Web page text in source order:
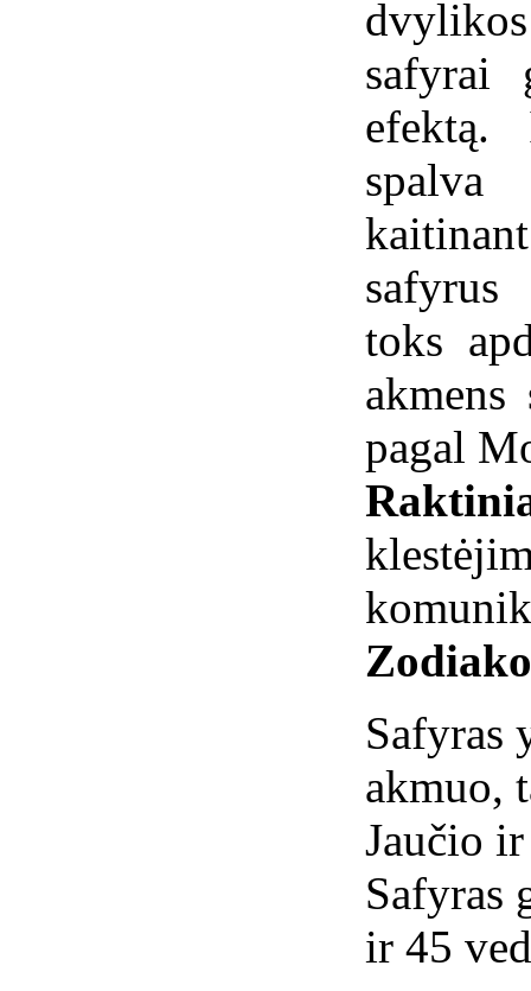
safyrai
efektą.
spalva
toks
pagal
Safyras
akmuo,
Jaučio
Safyras
ir 45